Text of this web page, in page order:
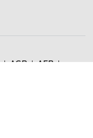
AGB
AEB